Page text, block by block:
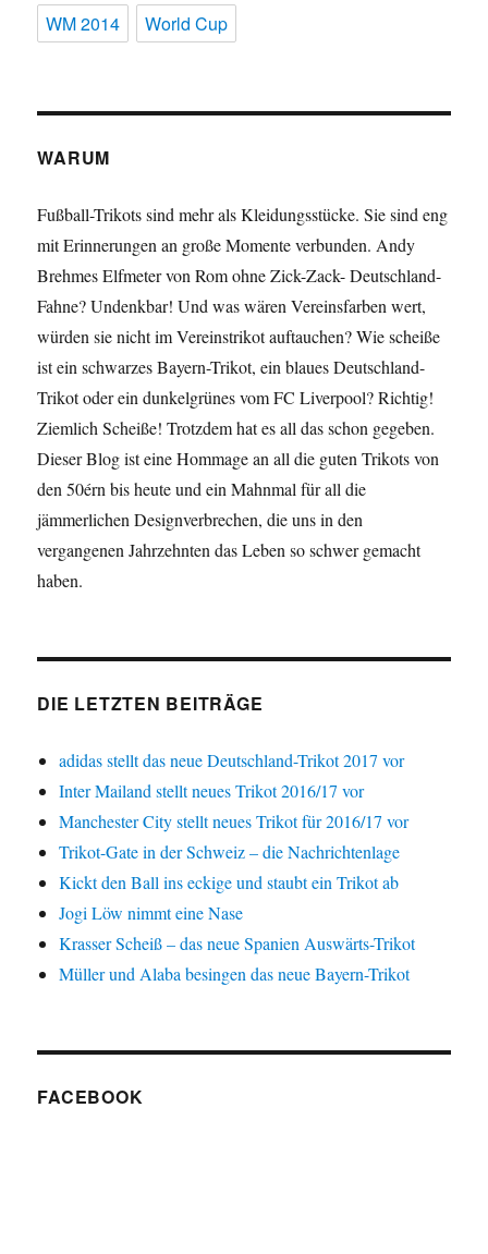
WM 2014 World Cup
WARUM
Fußball-Trikots sind mehr als Kleidungsstücke. Sie sind eng
mit Erinnerungen an große Momente verbunden. Andy
Brehmes Elfmeter von Rom ohne Zick-Zack- Deutschland-
Fahne? Undenkbar! Und was wären Vereinsfarben wert,
würden sie nicht im Vereinstrikot auftauchen? Wie scheiße
ist ein schwarzes Bayern-Trikot, ein blaues Deutschland-
Trikot oder ein dunkelgrünes vom FC Liverpool? Richtig!
Ziemlich Scheiße! Trotzdem hat es all das schon gegeben.
Dieser Blog ist eine Hommage an all die guten Trikots von
den 50érn bis heute und ein Mahnmal für all die
jämmerlichen Designverbrechen, die uns in den
vergangenen Jahrzehnten das Leben so schwer gemacht
haben.
DIE LETZTEN BEITRÄGE
adidas stellt das neue Deutschland-Trikot 2017 vor
Inter Mailand stellt neues Trikot 2016/17 vor
Manchester City stellt neues Trikot für 2016/17 vor
Trikot-Gate in der Schweiz – die Nachrichtenlage
Kickt den Ball ins eckige und staubt ein Trikot ab
Jogi Löw nimmt eine Nase
Krasser Scheiß – das neue Spanien Auswärts-Trikot
Müller und Alaba besingen das neue Bayern-Trikot
FACEBOOK